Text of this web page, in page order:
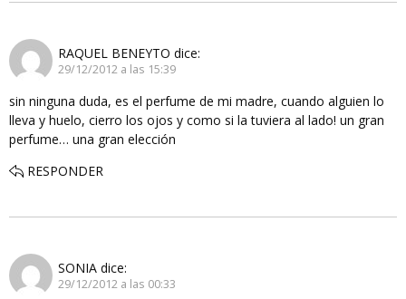
RAQUEL BENEYTO dice:
29/12/2012 a las 15:39
sin ninguna duda, es el perfume de mi madre, cuando alguien lo
lleva y huelo, cierro los ojos y como si la tuviera al lado! un gran
perfume… una gran elección
RESPONDER
SONIA dice:
29/12/2012 a las 00:33